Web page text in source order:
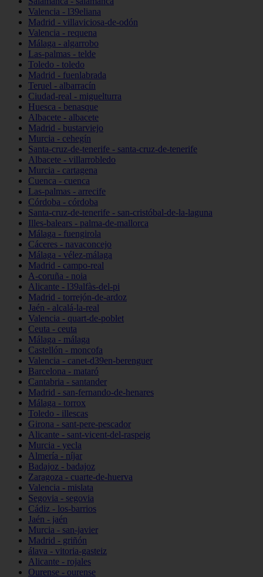
Valencia - l39eliana
Madrid - villaviciosa-de-odón
Valencia - requena
Málaga - algarrobo
Las-palmas - telde
Toledo - toledo
Madrid - fuenlabrada
Teruel - albarracín
Ciudad-real - miguelturra
Huesca - benasque
Albacete - albacete
Madrid - bustarviejo
Murcia - cehegín
Santa-cruz-de-tenerife - santa-cruz-de-tenerife
Albacete - villarrobledo
Murcia - cartagena
Cuenca - cuenca
Las-palmas - arrecife
Córdoba - córdoba
Santa-cruz-de-tenerife - san-cristóbal-de-la-laguna
Illes-balears - palma-de-mallorca
Málaga - fuengirola
Cáceres - navaconcejo
Málaga - vélez-málaga
Madrid - campo-real
A-coruña - noia
Alicante - l39alfàs-del-pi
Madrid - torrejón-de-ardoz
Jaén - alcalá-la-real
Valencia - quart-de-poblet
Ceuta - ceuta
Málaga - málaga
Castellón - moncofa
Valencia - canet-d39en-berenguer
Barcelona - mataró
Cantabria - santander
Madrid - san-fernando-de-henares
Málaga - torrox
Toledo - illescas
Girona - sant-pere-pescador
Alicante - sant-vicent-del-raspeig
Murcia - yecla
Almería - níjar
Badajoz - badajoz
Zaragoza - cuarte-de-huerva
Valencia - mislata
Segovia - segovia
Cádiz - los-barrios
Jaén - jaén
Murcia - san-javier
Madrid - griñón
álava - vitoria-gasteiz
Alicante - rojales
Ourense - ourense